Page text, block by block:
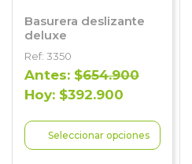
Basurera deslizante
deluxe
Ref: 3350
Antes: $654.900
Hoy: $392.900
Seleccionar opciones